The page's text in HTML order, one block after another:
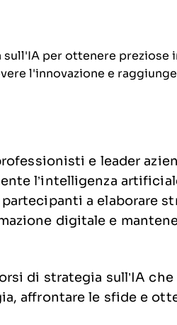
sull'IA per ottenere
l'innovazione e
e leader
l’intelligenza
a elaborare
digitale e
di strategia sull’IA
affrontare le sfide e